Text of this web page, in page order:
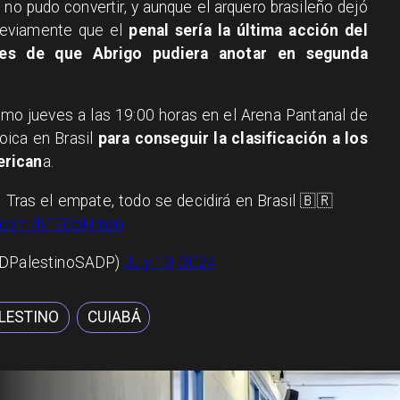
pudo convertir, y aunque el arquero brasileño dejó
que el
penal sería la última acción del
de que Abrigo pudiera anotar en segunda
jueves a las 19:00 horas en el Arena Pantanal de
en Brasil para conseguir la clasificación a los
a.
Tras el empate, todo se decidirá en Brasil 🇧🇷
hTECoHrnan
July 19, 2024
CUIABÁ